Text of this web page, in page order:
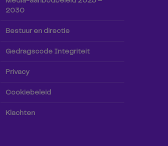
2030
Bestuur en directie
Gedragscode Integriteit
Privacy
Cookiebeleid
Klachten